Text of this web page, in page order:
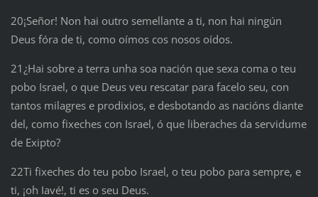
20¡Señor! Non hai outro semellante a ti, non hai ningún
Deus fóra de ti, como oímos cos nosos oídos.
21¿Hai sobre a terra unha soa nación que sexa coma o teu
pobo Israel, o que Deus veu rescatar para facelo seu, con
tantos milagres e prodixios, e desbotando as nacións diante
del, como fixeches con Israel, ó que liberaches da servidume
de Exipto?
22Ti fixeches do teu pobo Israel, o teu pobo para sempre, e
ti, ¡oh Iavé!, ti es o seu Deus.